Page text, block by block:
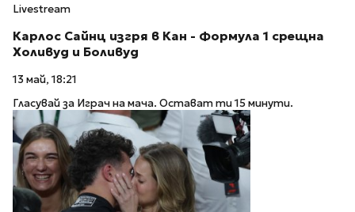
Livestream
Карлос Сайнц изгря в Кан - Формула 1 срещна
Холивуд и Боливуд
13 май, 18:21
Гласувай за Играч на мача. Остават ти 15 минути.